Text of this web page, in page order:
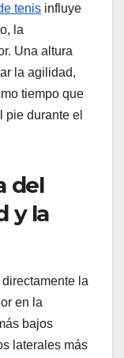
tenis influye
la
Una altura
la agilidad,
tiempo que
pie durante el
del
y la
la
en la
bajos
laterales más